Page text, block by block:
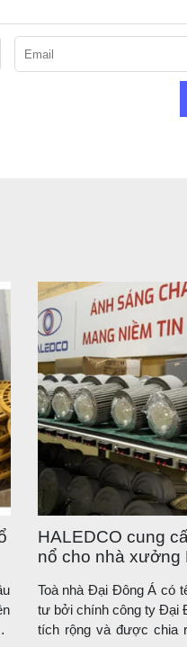
HALEDCO cung
nổ cho nhà xưởng
Toà nhà Đại Đông Á có
tư bởi chính công ty Đại
tích rộng và được chia